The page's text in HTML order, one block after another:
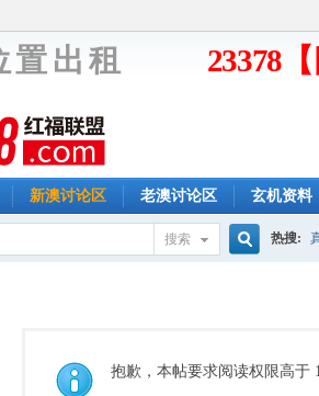
置 出 租 23378
新澳讨论区 老澳讨论区 玄机资料
搜索
索
热搜:
抱歉，本帖要求阅读权限高于